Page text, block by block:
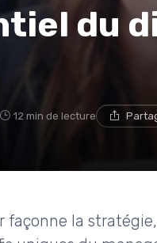
du
12 min de lecture
façonne la